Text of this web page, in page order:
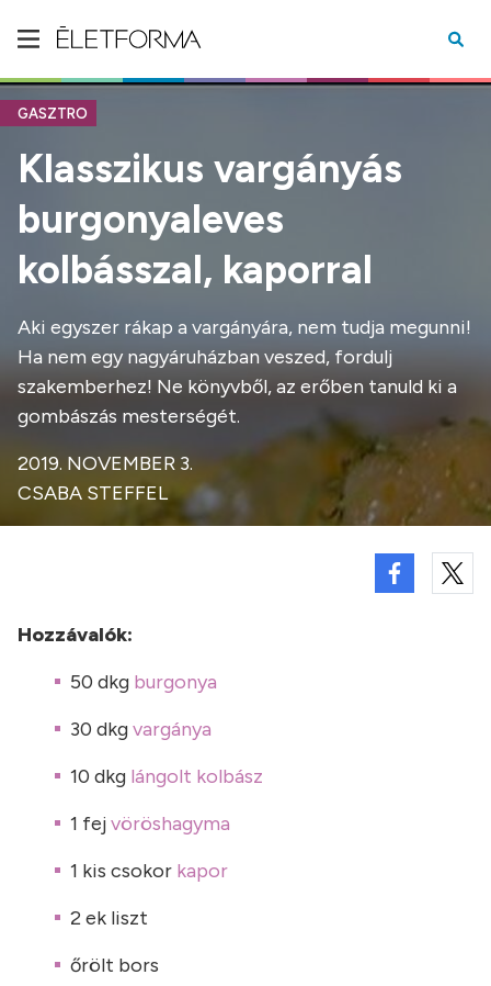
GASZTRO
Klasszikus vargányás
burgonyaleves
kolbásszal, kaporral
Aki egyszer rákap a vargányára, nem tudja megunni!
Ha nem egy nagyáruházban veszed, fordulj
szakemberhez! Ne könyvből, az erőben tanuld ki a
gombászás mesterségét.
2019. NOVEMBER 3.
CSABA STEFFEL
Hozzávalók:
50 dkg burgonya
30 dkgvargánya
10 dkg lángolt kolbász
1 fejvöröshagyma
1 kis csokor kapor
2 ek liszt
őrölt bors